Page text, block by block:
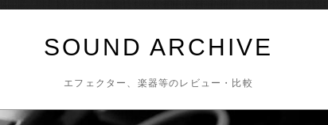
SOUND ARCHIVE
エフェクター、楽器等のレビュー・比較